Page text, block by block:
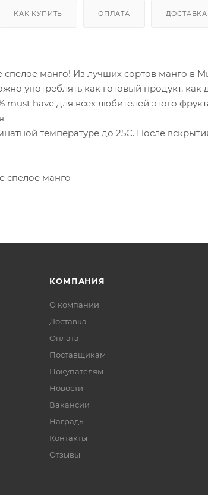
КАК КУПИТЬ ОПЛАТА ДОСТАВКА
спелое манго! Из лучших сортов манго
употреблять как готовый продукт,
must have для всех любителей этого
температуре до 25C. После
спелое манго
КОМПАНИЯ
О компании
Доставка
Оплата
Поставщикам
Покупателям
Новости
Вакансии
Награды
Контакты
Отзывы